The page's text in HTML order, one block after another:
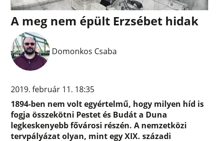
A meg nem épült Erzsébet hidak
Domonkos Csaba
2019. február 11. 18:35
1894-ben nem volt egyértelmű, hogy milyen híd is
fogja összekötni Pestet és Budát a Duna
legkeskenyebb fővárosi részén. A nemzetközi
tervpályázat olyan, mint egy XIX. századi